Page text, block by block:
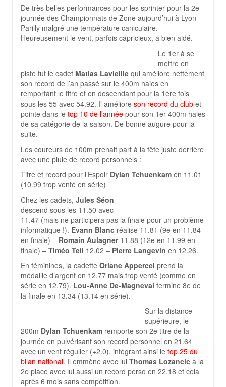
De très belles performances pour les sprinter pour la 2e
journée des Championnats de Zone aujourd’hui à Lyon
Parilly malgré une température caniculaire.
Heureusement le vent, parfois capricieux, a bien aidé.
Le 1er à se
mettre en
piste fut le cadet Matias Lavieille qui améliore nettement
son record de l’an passé sur le 400m haies en
remportant le titre et en descendant pour la 1ère fois
sous les 55 avec 54.92. Il améliore son record du club et
pointe dans le top 10 de l’année pour son 1er 400m haies
de sa catégorie de la saison. De bonne augure pour la
suite.
Les coureurs de 100m prenait part à la fête juste derrière
avec une pluie de record personnels :
Titre et record pour l’Espoir Dylan Tchuenkam en 11.01
(10.99 trop venté en série)
Chez les cadets, Jules Séon
descend sous les 11.50 avec
11.47 (mais ne participera pas la finale pour un problème
informatique !). Evann Blanc réalise 11.81 (9e en 11.84
en finale) – Romain Aulagner11.88 (12e en 11.99 en
finale) – Timéo Teil 12.02 – Pierre Langevin en 12.26.
En féminines, la cadette Orlane Appercel prend la
médaille d’argent en 12.77 mais trop venté (comme en
série en 12.79). Lou-Anne De-Magneval termine 8e de
la finale en 13.34 (13.14 en série).
Sur la distance
supérieure, le
200m Dylan Tchuenkam remporte son 2e titre de la
journée en pulvérisant son record personnel en 21.64
avec un vent régulier (+2.0), intégrant ainsi le top 25 du
bilan national. Il emmène avec lui Thomas Lozancic à la
2e place avec lui aussi un record perso en 22.18 et cela
après 6 mois sans compétition.